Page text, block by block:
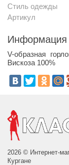
Стиль одежды
Артикул
Информация
V-образная
Вискоза 100%
2026 © Интернет-
Кургане